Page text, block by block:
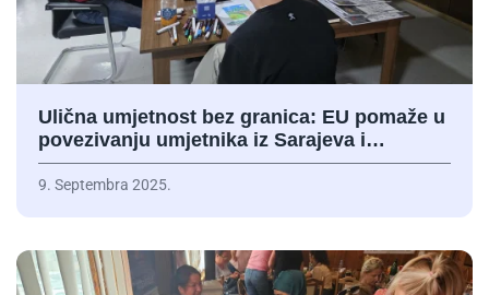
Ulična umjetnost bez granica: EU pomaže u
povezivanju umjetnika iz Sarajeva i…
9. Septembra 2025.